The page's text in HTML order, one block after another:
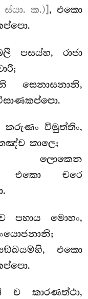
ස්යා. ක.)], එකො
පසය්හ, රාජා
සෙනාසනානි,
කරුණං විමුත්තිං,
කාලෙ;
ලොකෙන
එකො චරෙ
පහාය මොහං,
එකො
ච කාරණත්ථා,